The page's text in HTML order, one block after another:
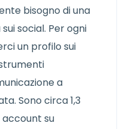
bisogno di una
social. Per ogni
un profilo sui
a
Sono circa 1,3
account su